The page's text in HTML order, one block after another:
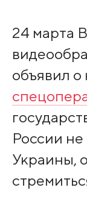
24 марта
объявил о
России не
Украины,